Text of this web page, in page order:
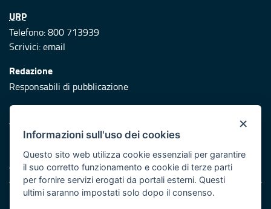
URP
Telefono: 800 713939
Scrivici:email
Redazione
Responsabili di pubblicazione
Protezione civile
Vai al sito di Protezione Civile Puglia
Iniziativa finanziata con risorse del POR Puglia 2014/2020 -
Asse XI
Note legali
×
Informazioni sull'uso dei cookies
Questo sito web utilizza cookie essenziali per garantire
il suo corretto funzionamento e cookie di terze parti
per fornire servizi erogati da portali esterni. Questi
ultimi saranno impostati solo dopo il consenso.